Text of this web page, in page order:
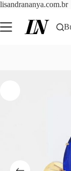
lisandrananya.com.br
o